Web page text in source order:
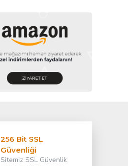
256 Bit SSL
Güvenliği
Sitemiz SSL Güvenlik